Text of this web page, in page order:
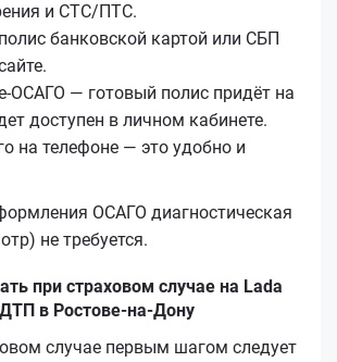
и СТС/ПТС.
банковской картой или СБП
— готовый полис придёт на
доступен в личном кабинете.
на телефоне — это удобно и
ОСАГО диагностическая
не требуется.
при страховом случае на Lada
в Ростове-на-Дону
случае первым шагом следует